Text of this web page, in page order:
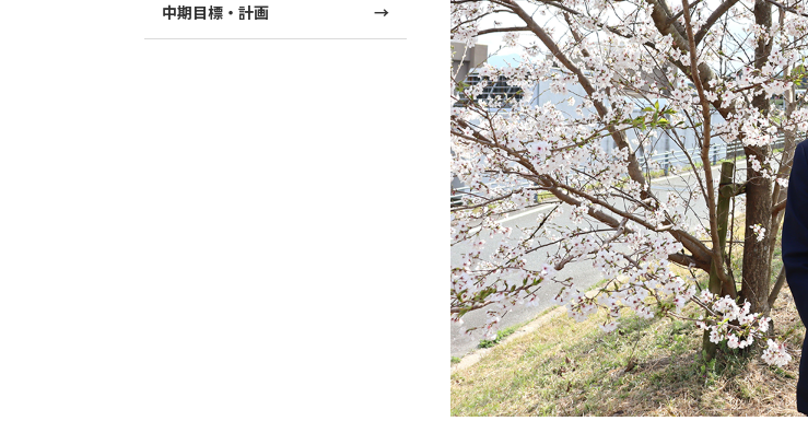
中期目標・計画